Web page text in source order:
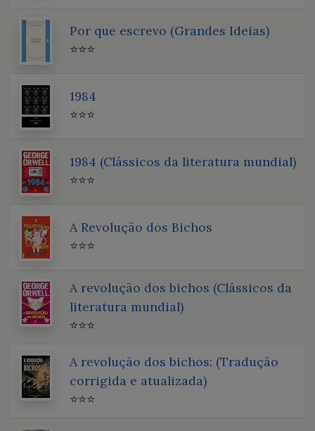
Por que escrevo (Grandes Ideias)
⭐⭐⭐
1984
⭐⭐⭐
1984 (Clássicos da literatura mundial)
⭐⭐⭐
A Revolução dos Bichos
⭐⭐⭐
A revolução dos bichos (Clássicos da
literatura mundial)
⭐⭐⭐
A revolução dos bichos: (Tradução
corrigida e atualizada)
⭐⭐⭐